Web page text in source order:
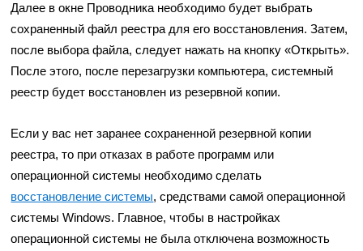
Далее в окне Проводника необходимо будет выбрать
сохраненный файл реестра для его восстановления. Затем,
после выбора файла, следует нажать на кнопку «Открыть».
После этого, после перезагрузки компьютера, системный
реестр будет восстановлен из резервной копии.
Если у вас нет заранее сохраненной резервной копии
реестра, то при отказах в работе программ или
операционной системы необходимо сделать
восстановление системы, средствами самой операционной
системы Windows. Главное, чтобы в настройках
операционной системы не была отключена возможность